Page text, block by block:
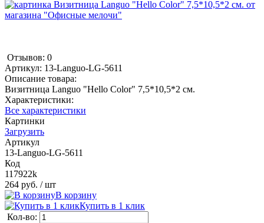
Отзывов: 0
Артикул: 13-Languo-LG-5611
Описание товара:
Визитница Languo "Hello Color" 7,5*10,5*2 см.
Характеристики:
Все характеристики
Картинки
Загрузить
Артикул
13-Languo-LG-5611
Код
117922k
264 руб. / шт
В корзину
Купить в 1 клик
Кол-во: